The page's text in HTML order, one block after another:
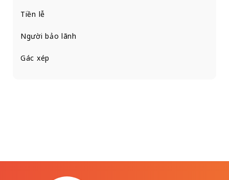
Tiền lễ
Người bảo lãnh
Gác xép